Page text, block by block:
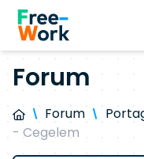
Forum
Forum
- Cegelem